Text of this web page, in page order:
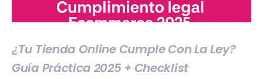
¿Tu Tienda Online Cumple Con La Ley?
Guía Práctica 2025 + Checklist